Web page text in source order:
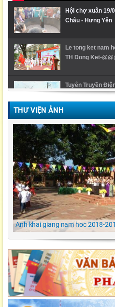
Hội chợ xuân 19/
Châu - Hưng Yên
Le tong ket nam
TH Dong Ket-
Tuyên Truyền
Video Lễ trao giải
Ngày hội ẩm
Hưng Yên
LỄ KHAI GIẢNG
Học Đông Kết
THƯ VIỆN ẢNH
Anh khai giang nam hoc 2018-